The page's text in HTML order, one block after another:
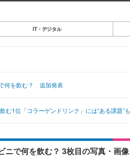
ョッピング
ンタメTOP
音楽
イフTOP
ペット
IT・デジタル
何を飲む？ 追加発表
1位「コラーゲンドリンク」には“ある課題”も
で何を飲む？ 3枚目の写真・画像